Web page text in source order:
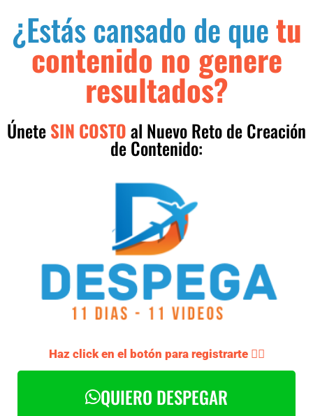
¿Estás cansado de quetu
contenido no genere
resultados?
ÚneteSIN COSTOal Nuevo Reto de Creación
de Contenido:
Haz click en el botón para registrarte 👇🏽
QUIERO DESPEGAR